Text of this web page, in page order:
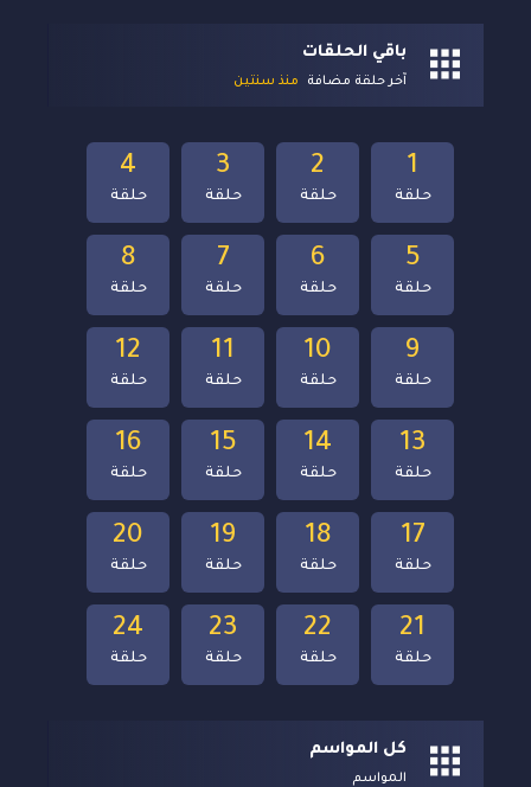
باقي الحلقات
آخر حلقة مضافة منذ سنتين
24
حلقة
23
حلقة
22
حلقة
21
حلقة
20
حلقة
19
حلقة
18
حلقة
17
حلقة
16
حلقة
15
حلقة
14
حلقة
13
حلقة
12
حلقة
11
حلقة
10
حلقة
9
حلقة
8
حلقة
7
حلقة
6
حلقة
5
حلقة
4
حلقة
3
حلقة
2
حلقة
1
حلقة
كل المواسم
المواسم